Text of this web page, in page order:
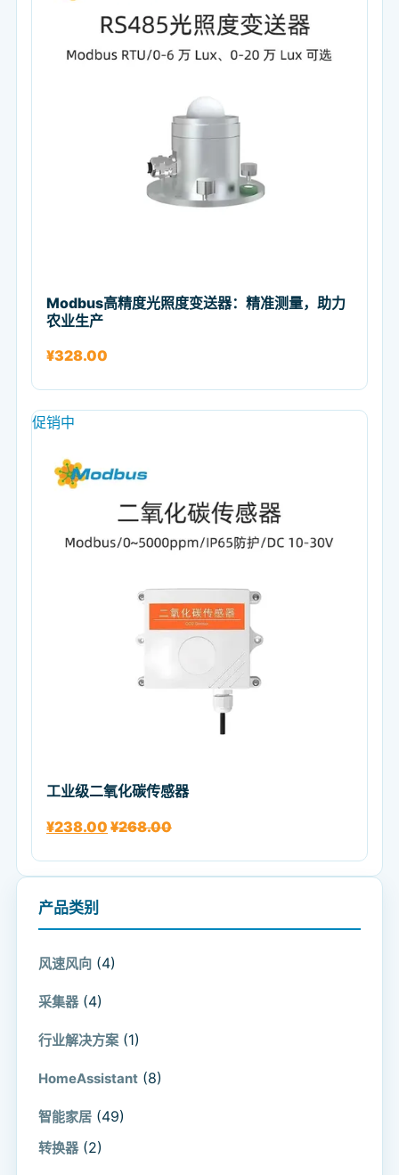
Modbus高精度光照度变送器：精准测量，助力
农业生产
¥328.00
促销中
工业级二氧化碳传感器
¥238.00 ¥268.00
产品类别
风速风向 (4)
采集器 (4)
行业解决方案 (1)
HomeAssistant (8)
智能家居 (49)
转换器 (2)